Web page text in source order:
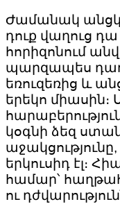
Ժամանակ
դուք վաղուց դա
հորիզոնում
պարզապես
եռուզեռից և
երեկո միասին։
կօգնի ձեզ
երկուսիդ էլ։
համար՝
ու